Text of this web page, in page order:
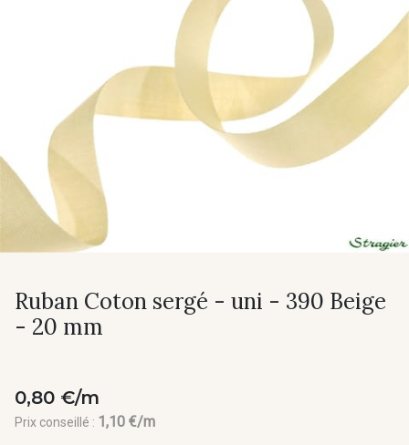
Ruban Coton sergé - uni - 390 Beige
- 20 mm
0,80 €/m
Prix conseillé : 1,10 €/m